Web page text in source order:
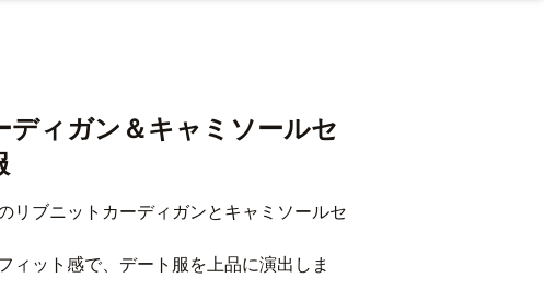
ディガン＆キャミソールセ
リブニットカーディガンとキャミソールセ
ィット感で、デート服を上品に演出しま